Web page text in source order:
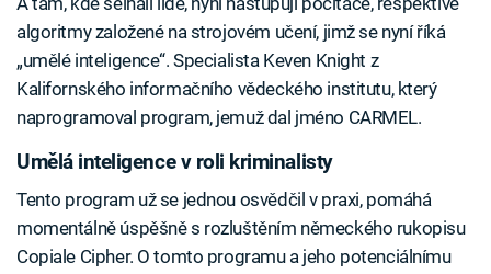
algoritmy založené na strojovém učení, jimž se nyní říká
„umělé inteligence“. Specialista Keven Knight z
Kalifornského informačního vědeckého institutu, který
naprogramoval program, jemuž dal jméno CARMEL.
Umělá inteligence v roli kriminalisty
Tento program už se jednou osvědčil v praxi, pomáhá
momentálně úspěšně s rozluštěním německého rukopisu
Copiale Cipher. O tomto programu a jeho potenciálnímu